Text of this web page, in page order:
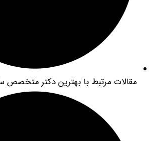
مرتبط با بهترین دکتر متخصص ستون